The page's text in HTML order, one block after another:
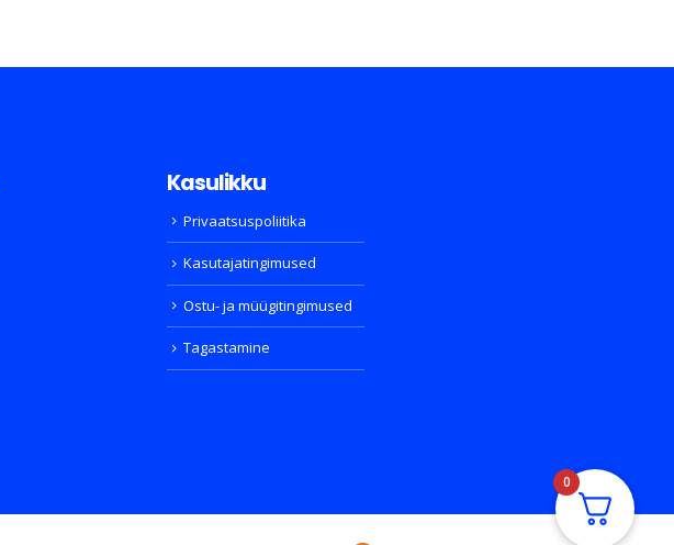
Kasulikku
Privaatsuspoliitika
Kasutajatingimused
Ostu- ja müügitingimused
Tagastamine
0